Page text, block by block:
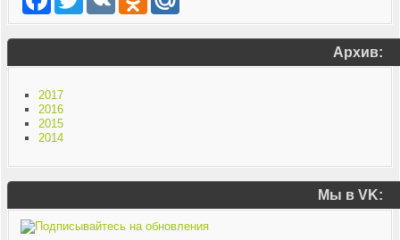
Архив:
2017
2016
2015
2014
Мы в VK: